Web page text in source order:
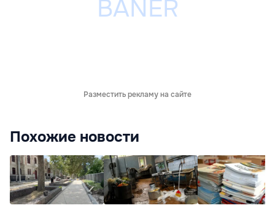
Разместить рекламу на сайте
Похожие новости